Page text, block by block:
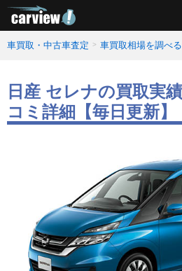
車買取・中古車査定 車買取相場を調べる
日産 セレナの買取実
コミ詳細【毎日更新】